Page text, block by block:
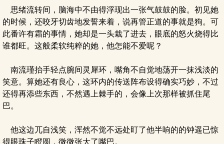
思绪流转间，脑海中不由得浮现出一张气鼓鼓的脸。初见她
的时候，还咬牙切齿地发誓来着，说再管正道的事就是狗。可
此番许有霜的事情，她却是一头栽了进去，眼底的怒火烧得比
谁都旺。这般柔软纯粹的她，他怎能不爱呢？
南流瑾抬手轻点腕间灵犀环，嘴角不自觉地荡开一抹浅淡的
笑意。算她还有良心，这环内的传送阵布设得确实巧妙，不过
还得再添些东西，不然遇上棘手的，会像上次那样被抓住尾
巴。
他这边兀自浅笑，浑然不觉不远处盯了他半响的的钟遥已惊
得眼珠子瞪圆，微微张大了嘴巴。